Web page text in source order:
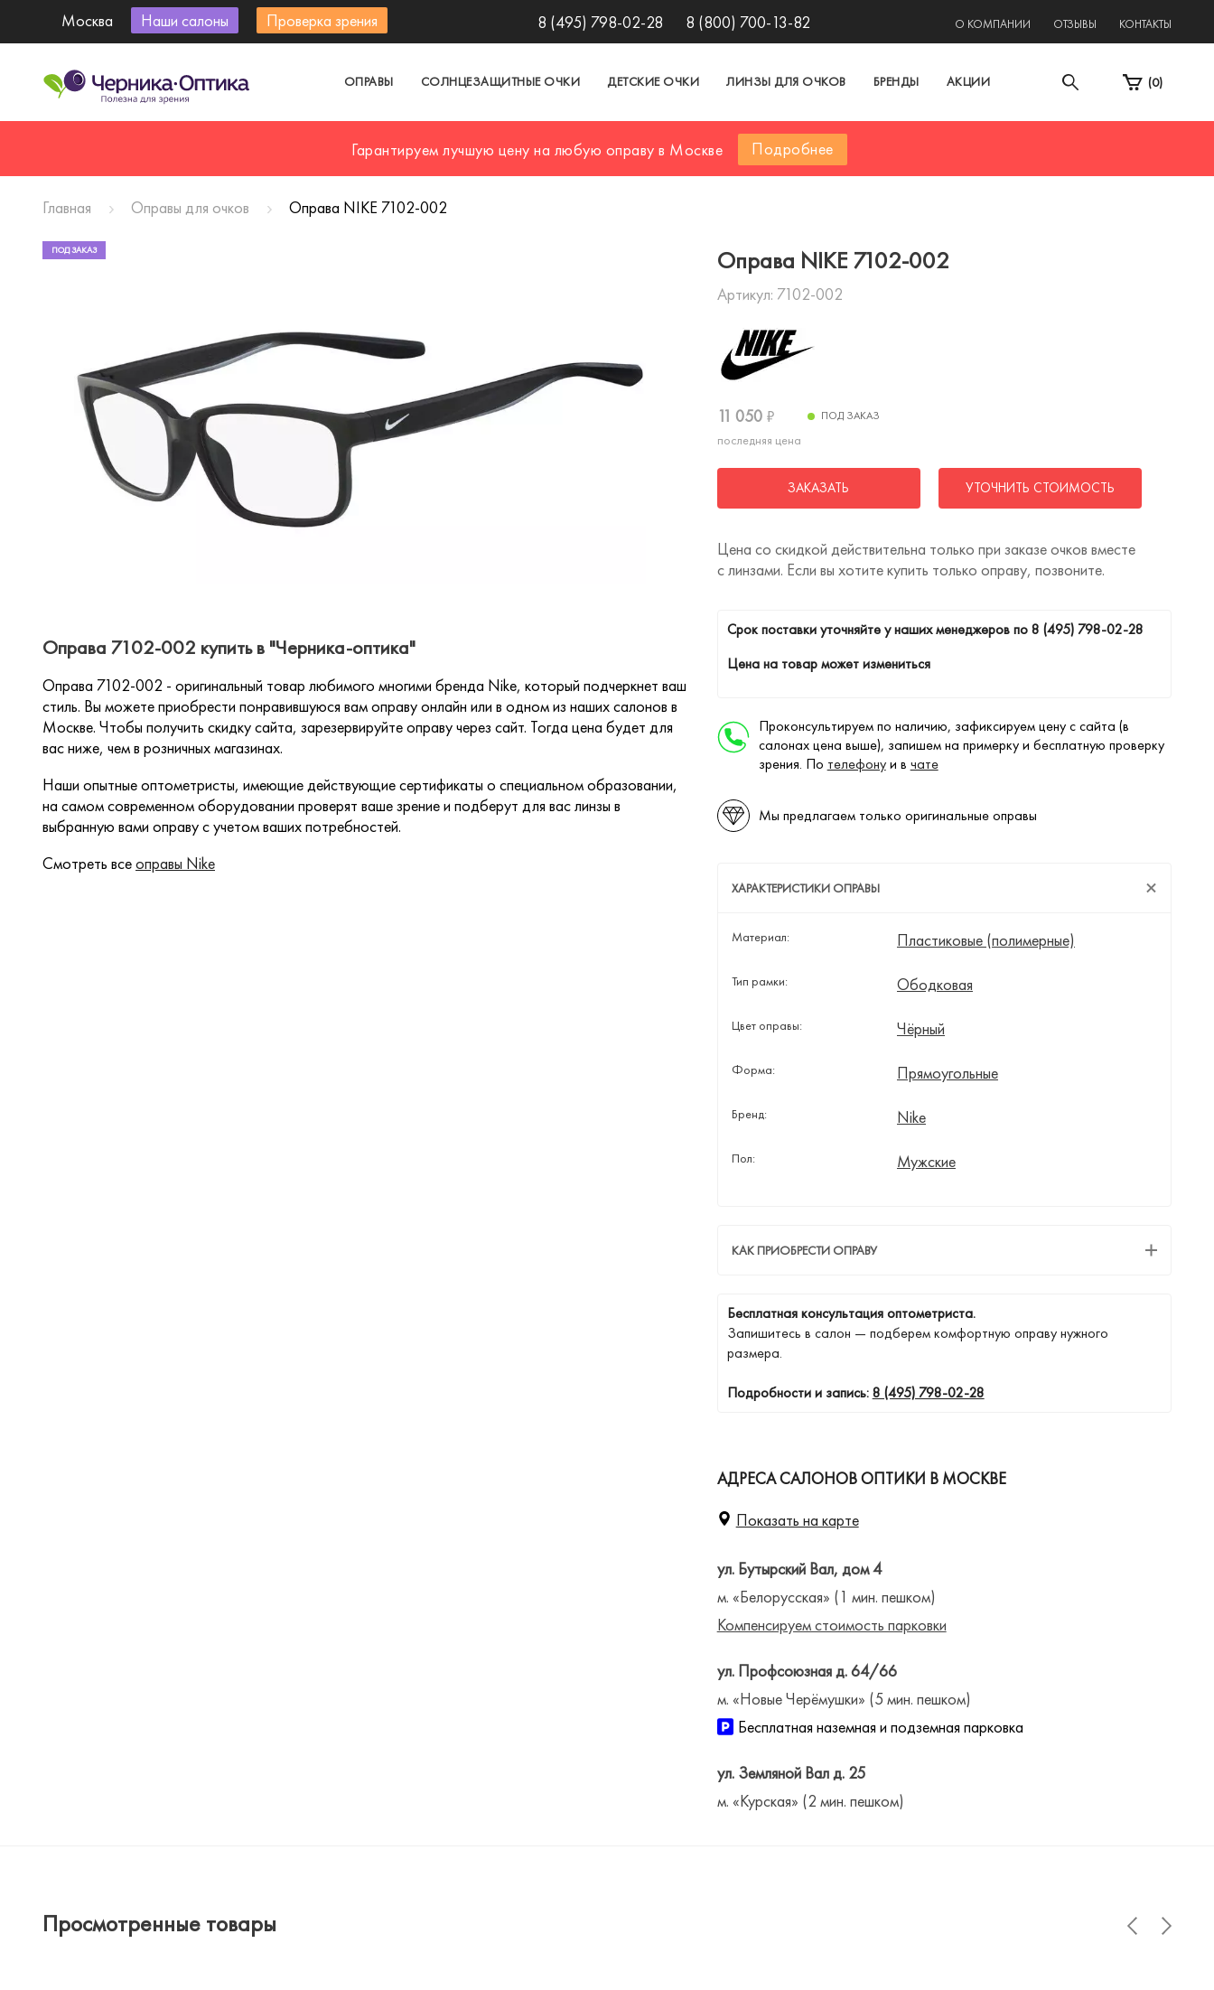
Москва Наши салоны Проверка зрения 8 (495) 798-02-28 8 (800) 700-13-82 О КОМПАНИИ ОТЗЫВЫ КОНТАКТЫ
ОПРАВЫ СОЛНЦЕЗАЩИТНЫЕ ОЧКИ ДЕТСКИЕ ОЧКИ ЛИНЗЫ ДЛЯ ОЧКОВ БРЕНДЫ АКЦИИ (0)
Гарантируем лучшую цену на любую оправу в Москве Подробнее
Главная Оправы для очков Оправа NIKE 7102-002
Оправа NIKE 7102-002
Артикул: 7102-002
11 050 ₽
последняя цена
ПОД ЗАКАЗ
ЗАКАЗАТЬ УТОЧНИТЬ СТОИМОСТЬ
Цена со скидкой действительна только при заказе очков вместе
с линзами. Если вы хотите купить только оправу, позвоните.
Cрок поставки уточняйте у наших менеджеров по8 (495) 798-02-28
Цена на товар может измениться
Проконсультируем по наличию, зафиксируем цену с сайта (в
салонах цена выше), запишем на примерку и бесплатную проверку
зрения. По телефонуи в чате
Мы предлагаем только оригинальные оправы
ХАРАКТЕРИСТИКИ ОПРАВЫ
Материал: Пластиковые (полимерные)
Тип рамки: Ободковая
Цвет оправы: Чёрный
Форма: Прямоугольные
Бренд: Nike
Пол: Мужские
КАК ПРИОБРЕСТИ ОПРАВУ
Бесплатная консультация оптометриста.
Запишитесь в салон — подберем комфортную оправу нужного
размера.
Подробности и запись:8 (495) 798-02-28
АДРЕСА САЛОНОВ ОПТИКИ В МОСКВЕ
Показать на карте
ул. Бутырский Вал, дом 4
м. «Белорусская» (1 мин. пешком)
Компенсируем стоимость парковки
ул. Профсоюзная д. 64/66
м. «Новые Черёмушки» (5 мин. пешком)
Бесплатная наземная и подземная парковка
ул. Земляной Вал д. 25
м. «Курская» (2 мин. пешком)
ПОД ЗАКАЗ
Оправа 7102-002 купить в "Черника-оптика"
Оправа 7102-002 - оригинальный товар любимого многими бренда Nike, который подчеркнет ваш
стиль. Вы можете приобрести понравившуюся вам оправу онлайн или в одном из наших салонов в
Москве. Чтобы получить скидку сайта, зарезервируйте оправу через сайт. Тогда цена будет для
вас ниже, чем в розничных магазинах.
Наши опытные оптометристы, имеющие действующие сертификаты о специальном образовании,
на самом современном оборудовании проверят ваше зрение и подберут для вас линзы в
выбранную вами оправу с учетом ваших потребностей.
Смотреть всеоправы Nike
Просмотренные товары